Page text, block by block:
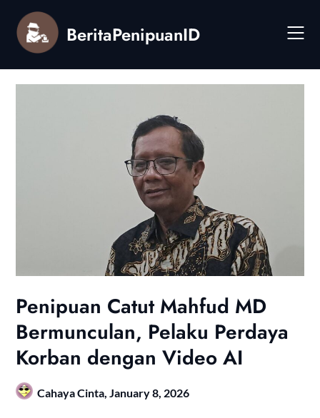
content
BeritaPenipuanID
Penipuan Catut Mahfud MD
Bermunculan, Pelaku Perdaya
Korban dengan Video AI
Cahaya Cinta, January 8, 2026